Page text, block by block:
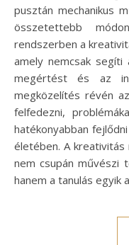
pusztán mechanikus
összetettebb
rendszerben a
amely nemcsak
megértést és az
megközelítés révén
felfedezni,
hatékonyabban
életében. A
nem csupán művészi
hanem a tanulás egyik